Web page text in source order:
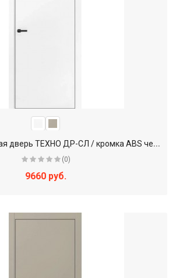
D
R - Межкомнатная дверь ТЕХНО ДР-СЛ / кромка ABS черная
(0)
9660 руб.